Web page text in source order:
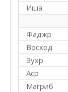
Иша
Фаджр
Восход
Зухр
Аср
Магриб